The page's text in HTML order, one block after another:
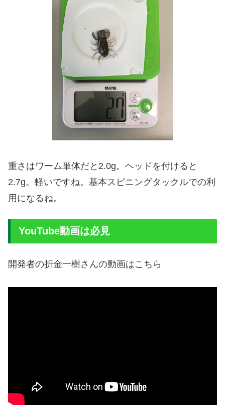
重さはワーム単体だと2.0g。ヘッドを付けると
2.7g。軽いですね。基本スピニングタックルでの利
用になるね。
YouTube動画は必見
開発者の折金一樹さんの動画はこちら